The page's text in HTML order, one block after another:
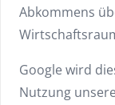
Abkommens
Google wird
Nutzung